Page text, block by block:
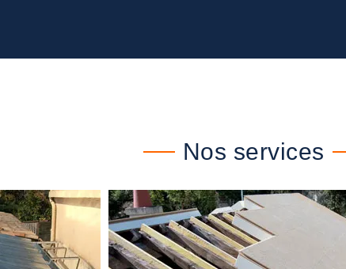
Nos services